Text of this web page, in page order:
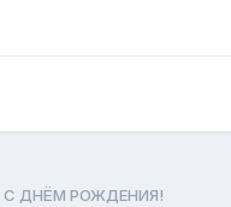
С ДНЁМ РОЖДЕНИЯ!